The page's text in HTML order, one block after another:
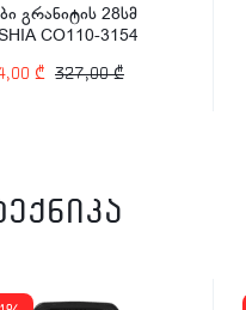
გრანიტის 28სმ
CO110-3154
327,00₾
₾